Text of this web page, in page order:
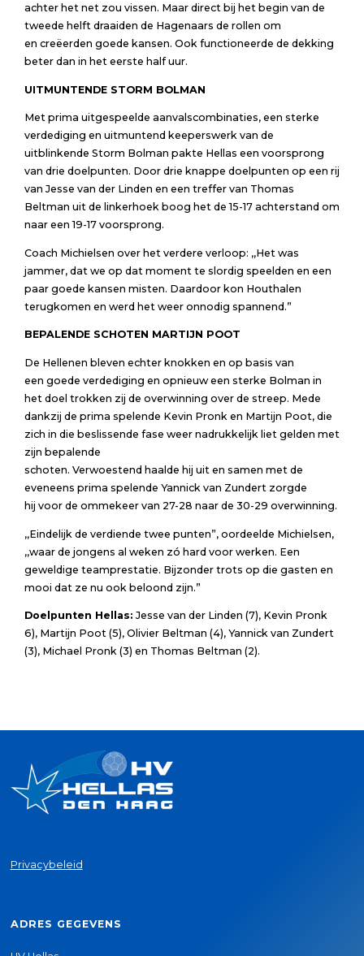
achter het net zou vissen. Maar direct bij het begin van de
tweede helft draaiden de Hagenaars de rollen om
en creëerden goede kansen. Ook functioneerde de dekking
beter dan in het eerste half uur.
UITMUNTENDE STORM BOLMAN
Met prima uitgespeelde aanvalscombinaties, een sterke
verdediging en uitmuntend keeperswerk van de
uitblinkende Storm Bolman pakte Hellas een voorsprong
van drie doelpunten. Door drie knappe doelpunten op een rij
van Jesse van der Linden en een treffer van Thomas
Beltman uit de linkerhoek boog het de 15-17 achterstand om
naar een 19-17 voorsprong.
Coach Michielsen over het verdere verloop: ,,Het was
jammer, dat we op dat moment te slordig speelden en een
paar goede kansen misten. Daardoor kon Houthalen
terugkomen en werd het weer onnodig spannend.”
BEPALENDE SCHOTEN MARTIJN POOT
De Hellenen bleven echter knokken en op basis van
een goede verdediging en opnieuw een sterke Bolman in
het doel trokken zij de overwinning over de streep. Mede
dankzij de prima spelende Kevin Pronk en Martijn Poot, die
zich in die beslissende fase weer nadrukkelijk liet gelden met
zijn bepalende
schoten. Verwoestend haalde hij uit en samen met de
eveneens prima spelende Yannick van Zundert zorgde
hij voor de ommekeer van 27-28 naar de 30-29 overwinning.
,,Eindelijk de verdiende twee punten”, oordeelde Michielsen,
,,waar de jongens al weken zó hard voor werken. Een
geweldige teamprestatie. Bijzonder trots op die gasten en
mooi dat ze nu ook beloond zijn.”
Doelpunten Hellas: Jesse van der Linden (7), Kevin Pronk
6), Martijn Poot (5), Olivier Beltman (4), Yannick van Zundert
(3), Michael Pronk (3) en Thomas Beltman (2).
Privacybeleid
ADRES GEGEVENS